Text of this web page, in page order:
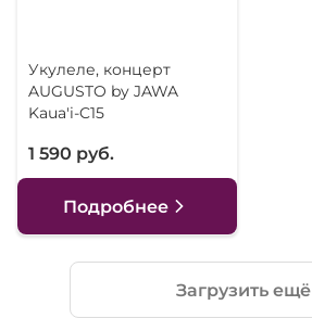
Укулеле, концерт
AUGUSTO by JAWA
Kaua'i-C15
1 590 руб.
Подробнее
Загрузить ещё